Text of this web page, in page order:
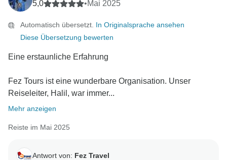
5,0
•Mai 2025
Automatisch übersetzt. In Originalsprache ansehen
Diese Übersetzung bewerten
Eine erstaunliche Erfahrung
Fez Tours ist eine wunderbare Organisation. Unser
Reiseleiter, Halil, war immer...
Mehr anzeigen
Reiste im Mai 2025
Antwort von: Fez Travel